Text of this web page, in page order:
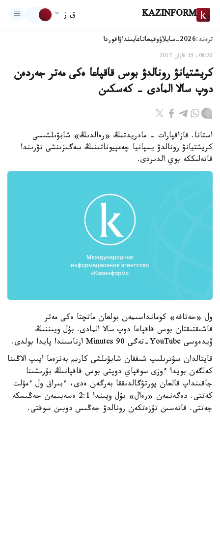
KAZINFORM ق ز
ترەند:2026-سايلاۋ وقيعاتاعايىنداۋاقوردا
08:20, 15 قازان 2017
كريشتيانۋ رونالدۋ بوس قاقپاعا ەكى مەتر جەردەن
دوپ سالا المادى - كەسكىن
استانا. قازاقپارات - مادريدتىڭ «رەالدىڭ» شابۋىلشىسى
كريشتيانۋ رونالدۋ يسپانيا چەمپيوناتىنىڭ سەگىزىنشى تۋرىندا
قاتەلىككە بوي الدىردى.
ول «حەتافە» كومانداسىمەن بولعان ماتچتا ەكى مەتر
قاشىقتىقتان بوس قاقپاعا دوپ سالا المادى. بۇل ويىننىڭ
ۆيدەوسى YouTube-تەگى 90 Minutes ارناسىندا پايدا بولدى.
قاپتالدان سۋىرىلىپ شىققان شابۋىلشى كاريم بەنزەما ايىپ الاڭىنا
كەلگەن بويدا ءوزى سوقپاي دوپتى بوس قاقپانىڭ بۇرىشىنا
جاقىنداپ قالعان پورتۋگالدىققا بەرگەن ەدى، ءبىراق ول ءمۇلت
كەتتى. دەگەنمەن «رەال» بۇل ويىندا 2:1 ەسەبىمەن جەڭىسكە
جەتتى. قاتەسىن تۇزەتكەن رونالدۋ جەڭىس دوبىن سوقتى.